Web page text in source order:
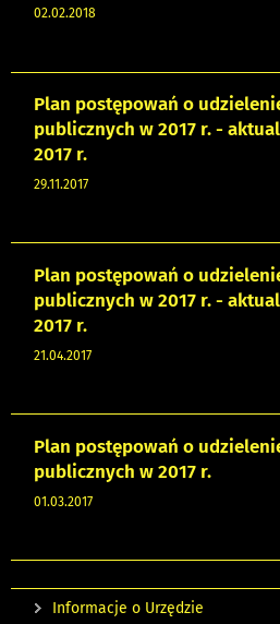
02.02.2018
Plan postępowań o
publicznych w 2017 r. -
2017 r.
29.11.2017
Plan postępowań o
publicznych w 2017 r. -
2017 r.
21.04.2017
Plan postępowań o
publicznych w 2017 r.
01.03.2017
Informacje o Urzędzie